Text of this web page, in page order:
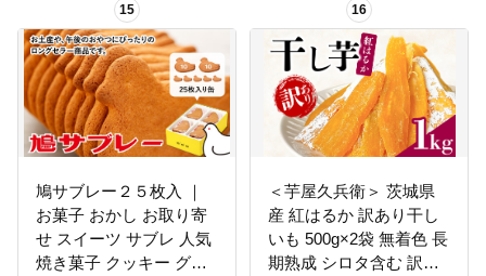
15
鳩サブレー２５枚入 ｜
お菓子 おかし お取り寄
せ スイーツ サブレ 人気
焼き菓子 クッキー グル
16
＜芋屋久兵衛＞ 茨城県
産 紅はるか 訳あり干し
いも 500g×2袋 無着色 長
期熟成 シロタ含む 訳ア